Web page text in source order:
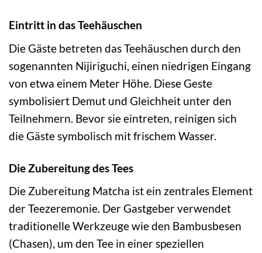
Eintritt in das Teehäuschen
Die Gäste betreten das Teehäuschen durch den
sogenannten Nijiriguchi, einen niedrigen Eingang
von etwa einem Meter Höhe. Diese Geste
symbolisiert Demut und Gleichheit unter den
Teilnehmern. Bevor sie eintreten, reinigen sich
die Gäste symbolisch mit frischem Wasser.
Die Zubereitung des Tees
Die Zubereitung Matcha ist ein zentrales Element
der Teezeremonie. Der Gastgeber verwendet
traditionelle Werkzeuge wie den Bambusbesen
(Chasen), um den Tee in einer speziellen